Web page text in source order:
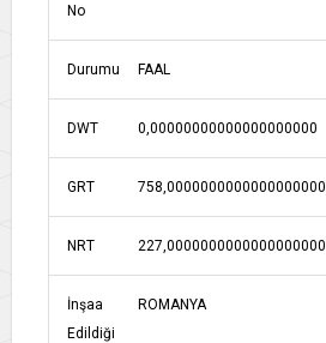
No
Durumu FAAL
DWT 0,00000000000000000000
GRT
NRT
İnşaa
Edildiği
ROMANYA